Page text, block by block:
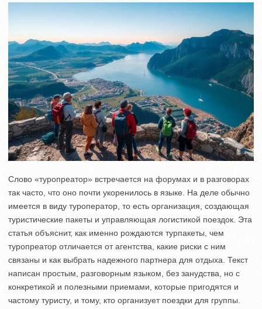
Слово «туропреатор» встречается на форумах и в разговорах
так часто, что оно почти укоренилось в языке. На деле обычно
имеется в виду туроператор, то есть организация, создающая
туристические пакеты и управляющая логистикой поездок. Эта
статья объяснит, как именно рождаются турпакеты, чем
туропреатор отличается от агентства, какие риски с ним
связаны и как выбрать надежного партнера для отдыха. Текст
написан простым, разговорным языком, без занудства, но с
конкретикой и полезными приемами, которые пригодятся и
частому туристу, и тому, кто организует поездки для группы.